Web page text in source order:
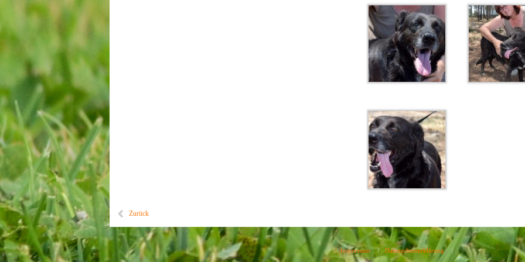
Zurück
Impressum | Datenschutzerklärung |